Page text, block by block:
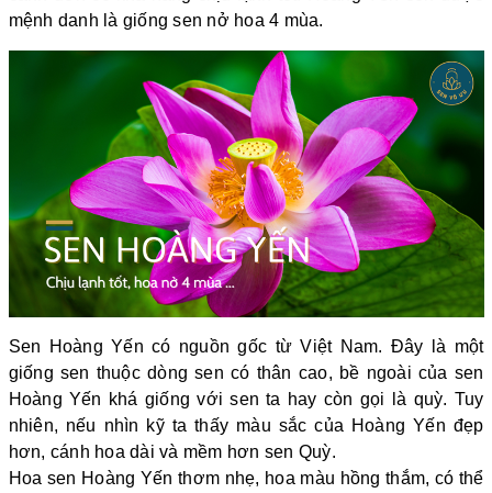
mệnh danh là giống sen nở hoa 4 mùa.
Sen Hoàng Yến có nguồn gốc từ Việt Nam. Đây là một
giống sen thuộc dòng sen có thân cao, bề ngoài của sen
Hoàng Yến khá giống với sen ta hay còn gọi là quỳ. Tuy
nhiên, nếu nhìn kỹ ta thấy màu sắc của Hoàng Yến đẹp
hơn, cánh hoa dài và mềm hơn sen Quỳ.
Hoa sen Hoàng Yến thơm nhẹ, hoa màu hồng thắm, có thể